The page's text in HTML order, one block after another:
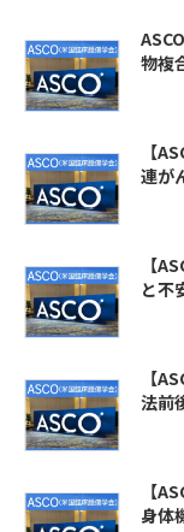
物複
【
連が
【
と不
【
法前
【
身体